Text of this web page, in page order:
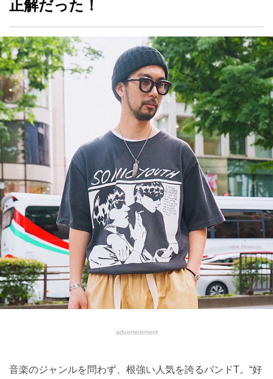
正解だった！
advertisement
音楽のジャンルを問わず、根強い人気を誇るバンドT。“好